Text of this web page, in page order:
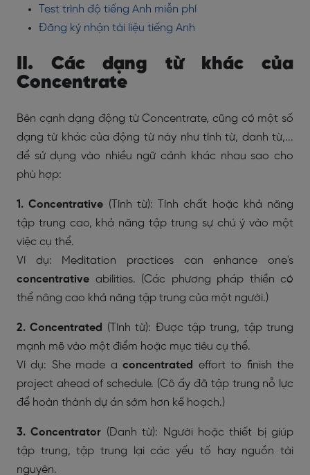
Test trình độ tiếng Anh miễn phí
Đăng ký nhận tài liệu tiếng Anh
II. Các dạng từ khác của
Concentrate
Bên cạnh dạng động từ Concentrate, cũng có một số
dạng từ khác của động từ này như tính từ, danh từ,...
để sử dụng vào nhiều ngữ cảnh khác nhau sao cho
phù hợp:
1. Concentrative (Tính từ): Tính chất hoặc khả năng
tập trung cao, khả năng tập trung sự chú ý vào một
việc cụ thể.
Ví dụ: Meditation practices can enhance one's
concentrative abilities. (Các phương pháp thiền có
thể nâng cao khả năng tập trung của một người.)
2. Concentrated (Tính từ): Được tập trung, tập trung
mạnh mẽ vào một điểm hoặc mục tiêu cụ thể.
Ví dụ: She made aconcentrated effort to finish the
project ahead of schedule. (Cô ấy đã tập trung nỗ lực
để hoàn thành dự án sớm hơn kế hoạch.)
3. Concentrator (Danh từ): Người hoặc thiết bị giúp
tập trung, tập trung lại các yếu tố hay nguồn tài
nguyên.